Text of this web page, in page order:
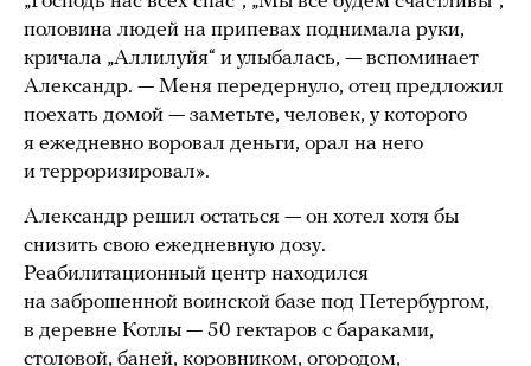
половина людей на припевах поднимала руки,
кричала „Аллилуйя“ и улыбалась, — вспоминает
Александр. — Меня передернуло, отец предложил
поехать домой — заметьте, человек, у которого
я ежедневно воровал деньги, орал на него
и терроризировал».
Александр решил остаться — он хотел хотя бы
снизить свою ежедневную дозу.
Реабилитационный центр находился
на заброшенной воинской базе под Петербургом,
в деревне Котлы — 50 гектаров с бараками,
столовой, баней, коровником, огородом,